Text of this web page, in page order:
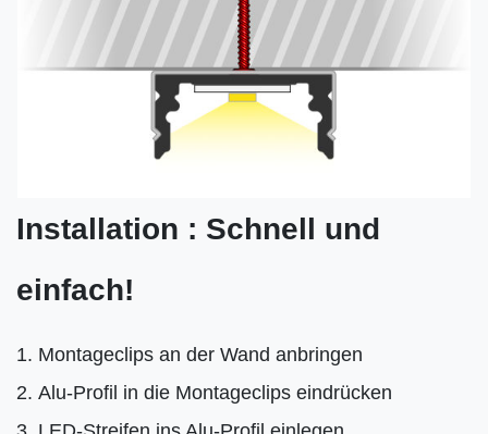
Installation : Schnell und
einfach!
Montageclips an der Wand anbringen
Alu-Profil in die Montageclips eindrücken